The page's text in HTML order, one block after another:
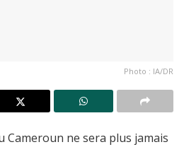
Photo : IA/DR
Cameroun ne sera plus jamais